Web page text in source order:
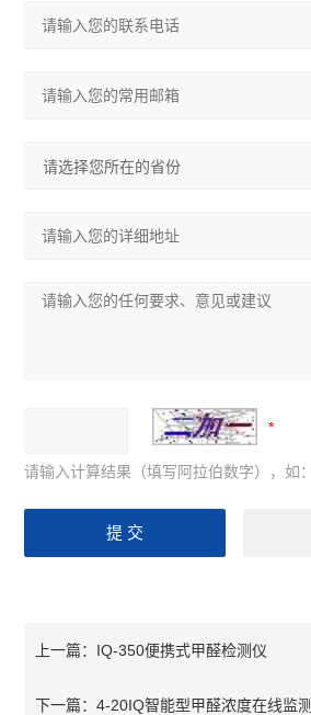
请输入计算结果（填写阿拉伯数字），如
上一篇： IQ-350便携式甲醛检测仪
下一篇：4-20IQ智能型甲醛浓度在线监